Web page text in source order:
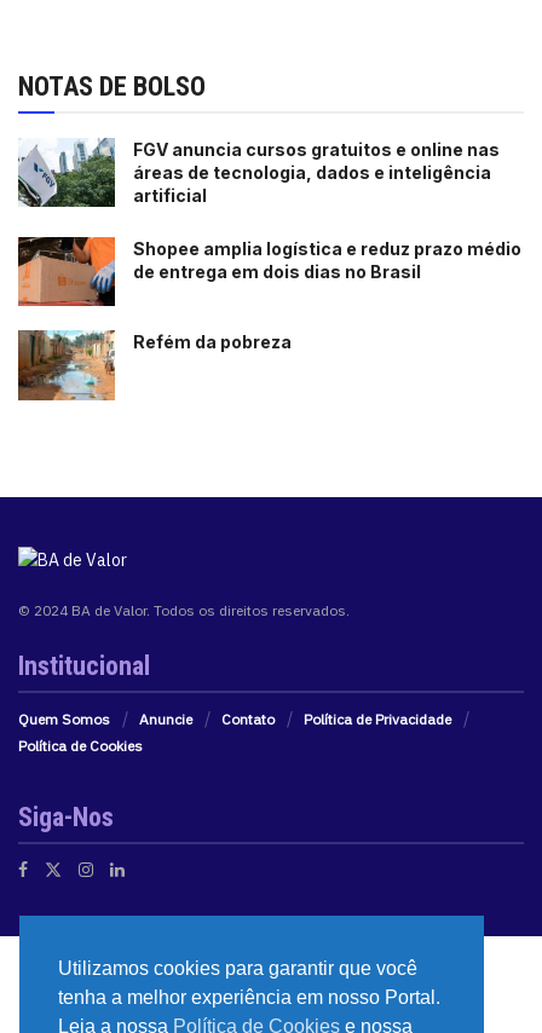
NOTAS DE BOLSO
FGV anuncia cursos gratuitos e online nas
áreas de tecnologia, dados e inteligência
artificial
Shopee amplia logística e reduz prazo médio
de entrega em dois dias no Brasil
Refém da pobreza
© 2024 BA de Valor. Todos os direitos reservados.
Institucional
Quem Somos Anuncie Contato
Política de Privacidade
Política de Cookies
Siga-Nos
Utilizamos cookies para garantir que você
tenha a melhor experiência em nosso Portal.
Leia a nossa Política de Cookies e nossa